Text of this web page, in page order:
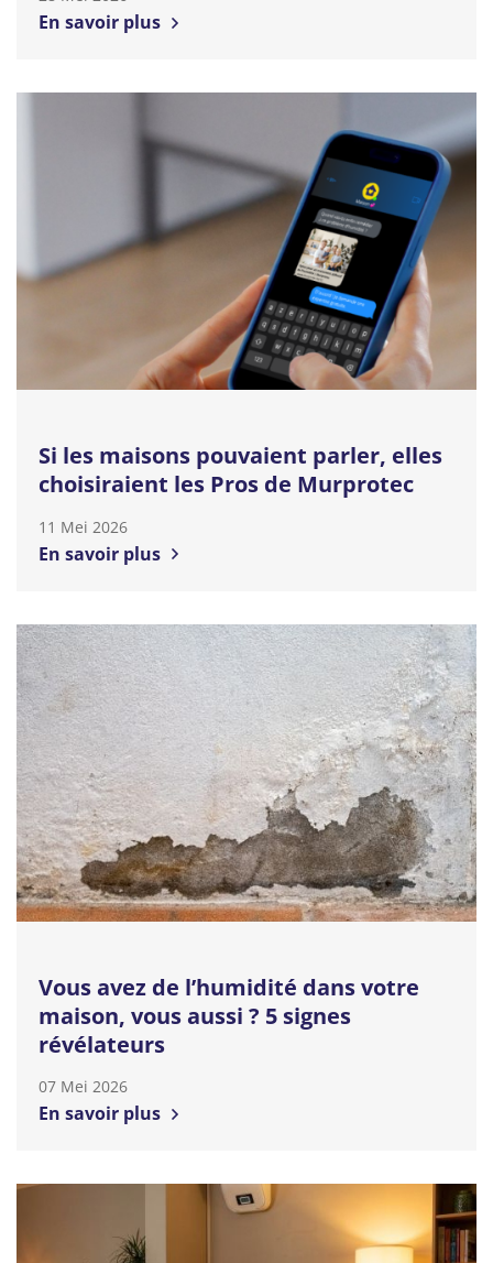
En savoir plus
Si les maisons pouvaient parler, elles
choisiraient les Pros de Murprotec
11 Mei 2026
En savoir plus
Vous avez de l’humidité dans votre
maison, vous aussi ? 5 signes
révélateurs
07 Mei 2026
En savoir plus